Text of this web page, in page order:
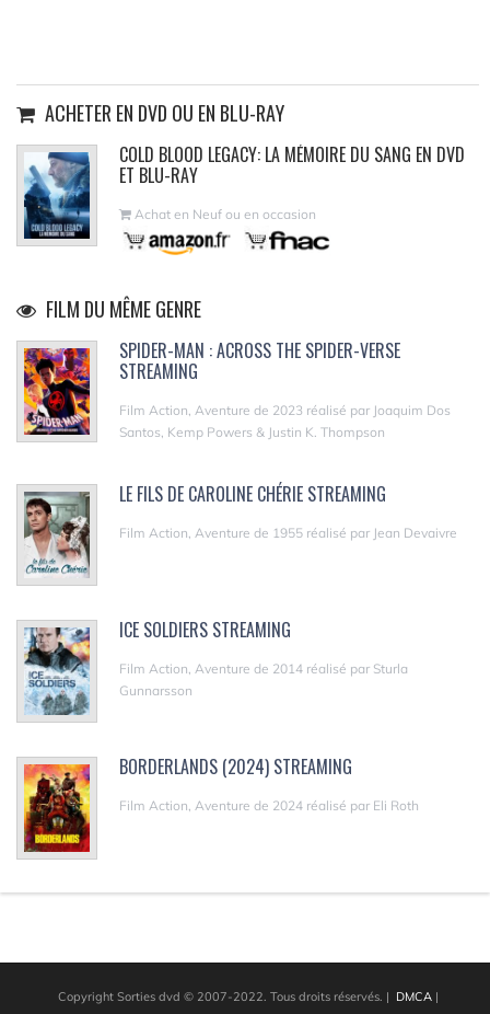
ACHETER EN DVD OU EN BLU-RAY
COLD BLOOD LEGACY: LA MÉMOIRE DU SANG EN DVD
ET BLU-RAY
Achat en Neuf ou en occasion
FILM DU MÊME GENRE
SPIDER-MAN : ACROSS THE SPIDER-VERSE
STREAMING
Film Action, Aventure de 2023 réalisé par Joaquim Dos
Santos, Kemp Powers & Justin K. Thompson
LE FILS DE CAROLINE CHÉRIE STREAMING
Film Action, Aventure de 1955 réalisé par Jean Devaivre
ICE SOLDIERS STREAMING
Film Action, Aventure de 2014 réalisé par Sturla
Gunnarsson
BORDERLANDS (2024) STREAMING
Film Action, Aventure de 2024 réalisé par Eli Roth
Copyright Sorties dvd © 2007-2022. Tous droits réservés. | DMCA|